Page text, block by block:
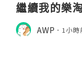
繼續我的樂
AWP 1小時